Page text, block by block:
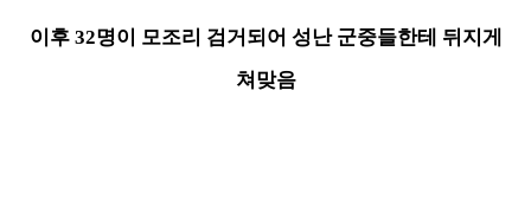
이후 32명이 모조리 검거되어 성난 군중들한테 뒤지게
쳐맞음